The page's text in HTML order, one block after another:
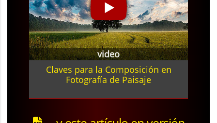
video
Claves para la Composición en
Fotografía de Paisaje